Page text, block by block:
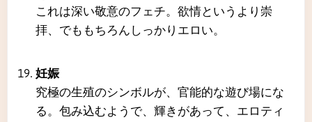
これは深い敬意のフェチ。欲情というより崇
拝、でももちろんしっかりエロい。
妊娠
究極の生殖のシンボルが、官能的な遊び場にな
る。包み込むようで、輝きがあって、エロティ